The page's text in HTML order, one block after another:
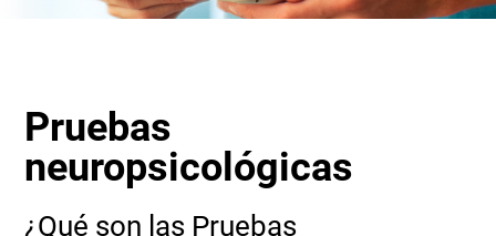
Pruebas
neuropsicológicas
¿Qué son las Pruebas